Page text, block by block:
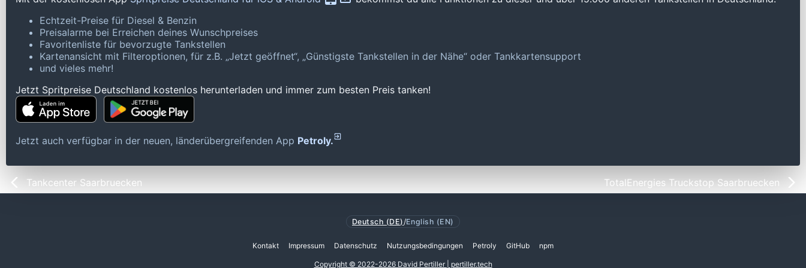
Echtzeit-Preise für Diesel & Benzin
Preisalarme bei Erreichen deines Wunschpreises
Favoritenliste für bevorzugte Tankstellen
Kartenansicht mit Filteroptionen, für z.B. „Jetzt geöffnet“, „Günstigste Tankstellen in der Nähe“ oder Tankkartensupport
und vieles mehr!
Jetzt Spritpreise Deutschland kostenlos herunterladen und immer zum besten Preis tanken!
Jetzt auch verfügbar in der neuen, länderübergreifenden App Petroly.
Tankcenter Saarbruecken TotalEnergies Truckstop Saarbruecken
Deutsch (DE) /English (EN)
Kontakt Impressum Datenschutz Nutzungsbedingungen Petroly GitHub npm
Copyright © 2022-2026 David Pertiller | pertiller.tech